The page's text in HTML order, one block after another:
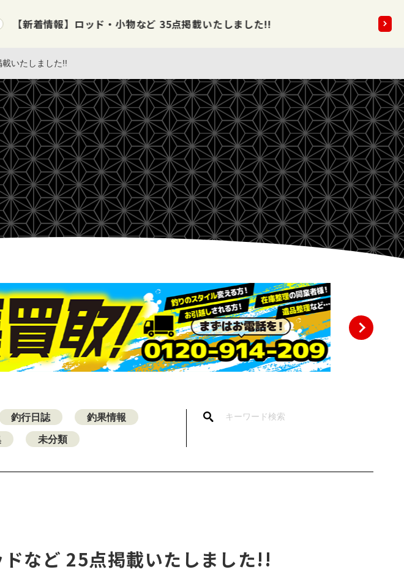
情報】ロッド・小物など 35点掲載いたしました!!
載いたしました!!
釣行日誌 釣果情報
未分類
ドなど 25点掲載いたしました!!